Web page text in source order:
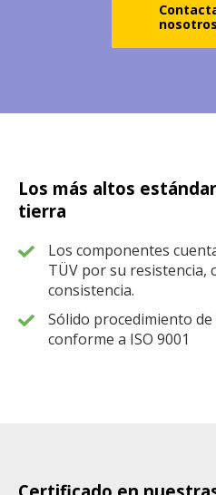
nosotros
Los más altos
tierra
Los componentes
TÜV por su resistencia,
consistencia.
Sólido procedimiento de
conforme a ISO 9001